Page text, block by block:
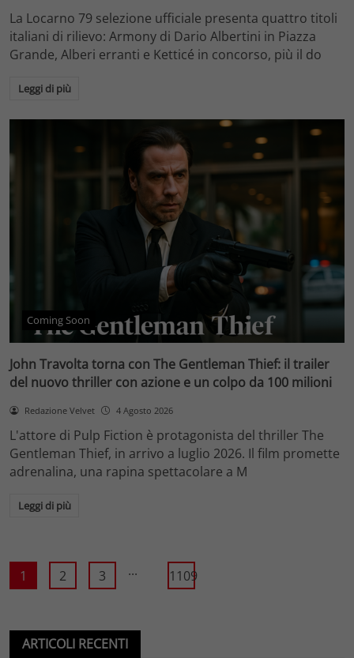
La Locarno 79 selezione ufficiale presenta quattro titoli
italiani di rilievo: Armony di Dario Albertini in Piazza
Grande, Alberi erranti e Ketticé in concorso, più il do
Leggi di più
Coming Soon
John Travolta torna con The Gentleman Thief: il trailer
del nuovo thriller con azione e un colpo da 100 milioni
Redazione Velvet 4 Agosto 2026
L'attore di Pulp Fiction è protagonista del thriller The
Gentleman Thief, in arrivo a luglio 2026. Il film promette
adrenalina, una rapina spettacolare a M
Leggi di più
1 2 3 ... 1109
ARTICOLI RECENTI